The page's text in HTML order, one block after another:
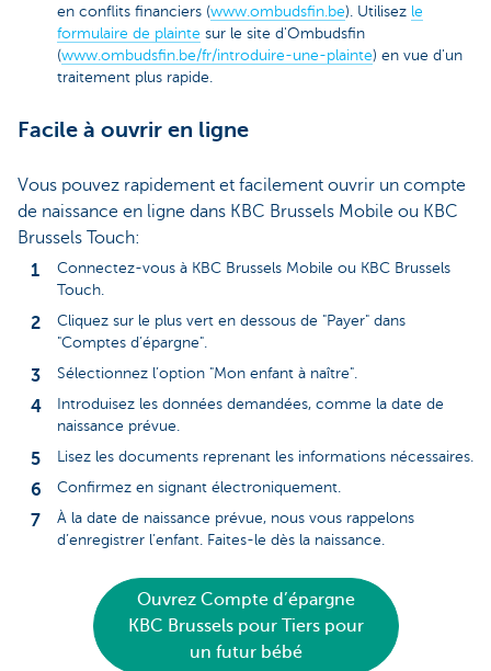
en conflits financiers (www.ombudsfin.be). Utilisez le
formulaire de plainte sur le site d'Ombudsfin
(www.ombudsfin.be/fr/introduire-une-plainte) en vue d'un
traitement plus rapide.
Facile à ouvrir en ligne
Vous pouvez rapidement et facilement ouvrir un compte
de naissance en ligne dans KBC Brussels Mobile ou KBC
Brussels Touch:
Connectez-vous à KBC Brussels Mobile ou KBC Brussels
Touch.
Cliquez sur le plus vert en dessous de "Payer" dans
"Comptes d’épargne".
Sélectionnez l’option "Mon enfant à naître".
Introduisez les données demandées, comme la date de
naissance prévue.
Lisez les documents reprenant les informations nécessaires.
Confirmez en signant électroniquement.
À la date de naissance prévue, nous vous rappelons
d’enregistrer l’enfant. Faites-le dès la naissance.
Ouvrez Compte d’épargne
KBC Brussels pour Tiers pour
un futur bébé